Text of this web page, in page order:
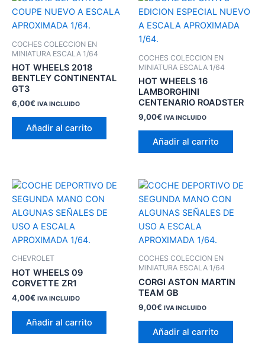
COCHES COLECCION EN
MINIATURA ESCALA 1/64
HOT WHEELS 2018
BENTLEY CONTINENTAL
GT3
6,00€ IVA INCLUIDO
Añadir al carrito
COCHES COLECCION EN
MINIATURA ESCALA 1/64
HOT WHEELS 16
LAMBORGHINI
CENTENARIO ROADSTER
9,00€ IVA INCLUIDO
Añadir al carrito
CHEVROLET
HOT WHEELS 09
CORVETTE ZR1
4,00€ IVA INCLUIDO
Añadir al carrito
COCHES COLECCION EN
MINIATURA ESCALA 1/64
CORGI ASTON MARTIN
TEAM GB
9,00€ IVA INCLUIDO
Añadir al carrito